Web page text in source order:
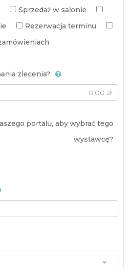
Sprzedaż w salonie
Rezerwacja terminu
zlecenia?
portalu, aby wybrać tego
wystawcę?